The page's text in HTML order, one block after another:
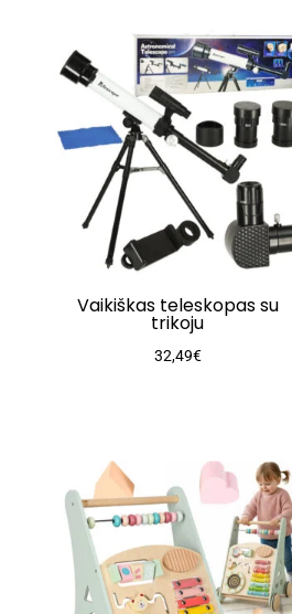
Vaikiškas teleskopas su
trikoju
32,49€